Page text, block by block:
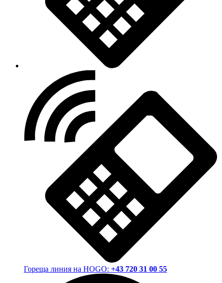
Гореща линия на HOGO: +43 720 31 00 55